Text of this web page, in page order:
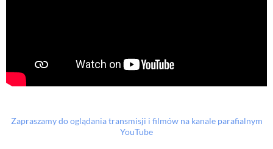
Zapraszamy do oglądania transmisji i filmów na kanale parafialnym
YouTube